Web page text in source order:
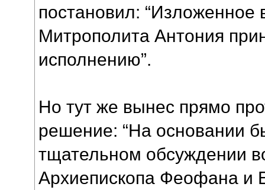
постановил: “Изложенное
Митрополита Антония
исполнению”.
Но тут же вынес прямо
решение: “На основании
тщательном обсуждении
Архиепископа Феофана и